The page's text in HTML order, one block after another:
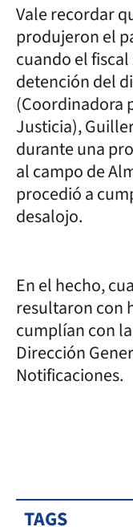
Vale recordar
produjeron el
cuando el
detención del
(Coordinadora
Justicia),
durante una
al campo de
procedió a
desalojo.
En el hecho,
resultaron con
cumplían con
Dirección
Notificaciones.
TAGS